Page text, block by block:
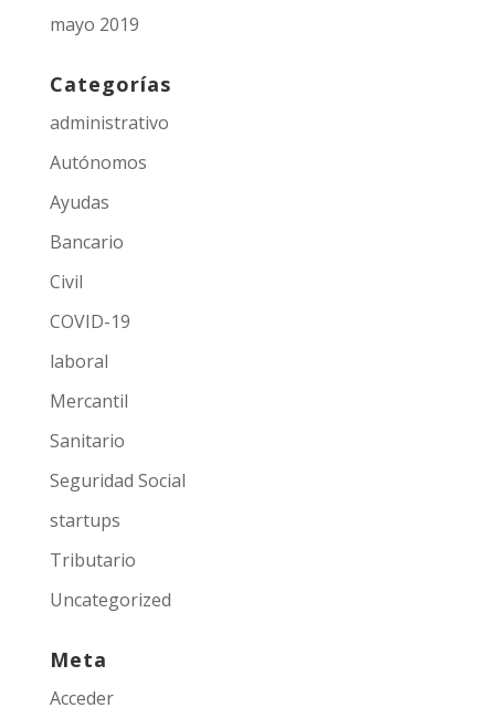
mayo 2019
Categorías
administrativo
Autónomos
Ayudas
Bancario
Civil
COVID-19
laboral
Mercantil
Sanitario
Seguridad Social
startups
Tributario
Uncategorized
Meta
Acceder